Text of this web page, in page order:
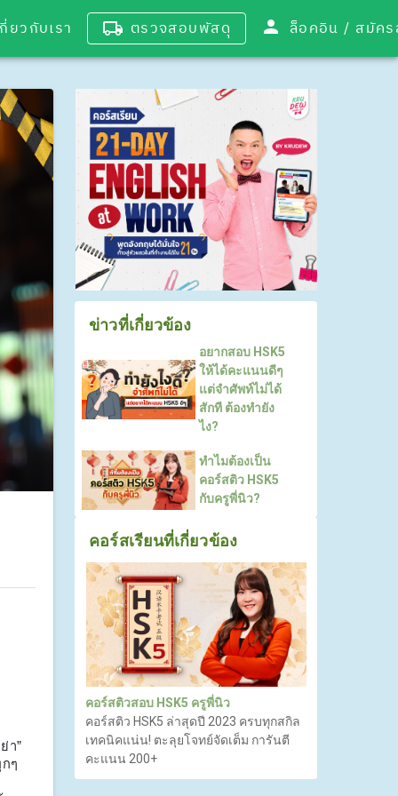
ยวกับเรา ตรวจสอบพัสดุ ล็อคอิน /
า”
ๆ
ข่าวที่เกี่ยวข้อง
อยากสอบ HSK5
ให้ได้คะแนนดีๆ
แต่จำศัพท์ไม่ได้
สักที ต้องทำยัง
ไง?
ทำไมต้องเป็น
คอร์สติว HSK5
กับครูพี่นิว?
คอร์สเรียนที่เกี่ยวข้อง
คอร์สติวสอบ HSK5 ครูพี่นิว
คอร์สติว HSK5 ล่าสุดปี 2023 ครบทุกสกิล
เทคนิคแน่น! ตะลุยโจทย์จัดเต็ม การันตี
คะแนน 200+